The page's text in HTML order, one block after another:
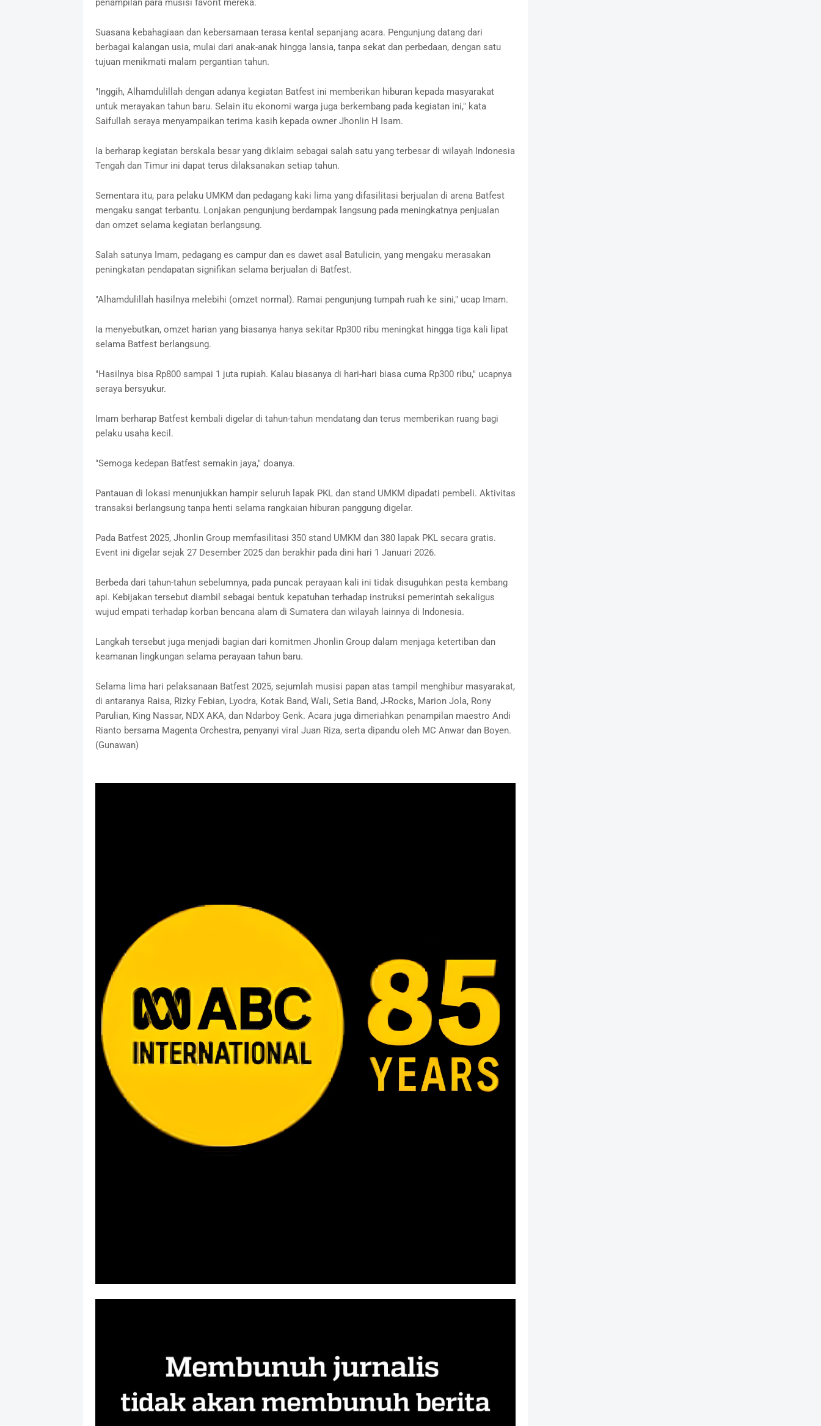
penampilan para musisi favorit mereka.
‎Suasana kebahagiaan dan kebersamaan terasa kental sepanjang acara. Pengunjung datang dari
berbagai kalangan usia, mulai dari anak-anak hingga lansia, tanpa sekat dan perbedaan, dengan satu
tujuan menikmati malam pergantian tahun.
‎"Inggih, Alhamdulillah dengan adanya kegiatan Batfest ini memberikan hiburan kepada masyarakat
untuk merayakan tahun baru. Selain itu ekonomi warga juga berkembang pada kegiatan ini," kata
Saifullah seraya menyampaikan terima kasih kepada owner Jhonlin H Isam.
‎Ia berharap kegiatan berskala besar yang diklaim sebagai salah satu yang terbesar di wilayah Indonesia
Tengah dan Timur ini dapat terus dilaksanakan setiap tahun.
‎Sementara itu, para pelaku UMKM dan pedagang kaki lima yang difasilitasi berjualan di arena Batfest
mengaku sangat terbantu. Lonjakan pengunjung berdampak langsung pada meningkatnya penjualan
dan omzet selama kegiatan berlangsung.
‎Salah satunya Imam, pedagang es campur dan es dawet asal Batulicin, yang mengaku merasakan
peningkatan pendapatan signifikan selama berjualan di Batfest.
‎"Alhamdulillah hasilnya melebihi (omzet normal). Ramai pengunjung tumpah ruah ke sini," ucap Imam.
‎Ia menyebutkan, omzet harian yang biasanya hanya sekitar Rp300 ribu meningkat hingga tiga kali lipat
selama Batfest berlangsung.
‎"Hasilnya bisa Rp800 sampai 1 juta rupiah. Kalau biasanya di hari-hari biasa cuma Rp300 ribu," ucapnya
seraya bersyukur.
‎Imam berharap Batfest kembali digelar di tahun-tahun mendatang dan terus memberikan ruang bagi
pelaku usaha kecil.
‎"Semoga kedepan Batfest semakin jaya," doanya.
‎Pantauan di lokasi menunjukkan hampir seluruh lapak PKL dan stand UMKM dipadati pembeli. Aktivitas
transaksi berlangsung tanpa henti selama rangkaian hiburan panggung digelar.
‎Pada Batfest 2025, Jhonlin Group memfasilitasi 350 stand UMKM dan 380 lapak PKL secara gratis.
Event ini digelar sejak 27 Desember 2025 dan berakhir pada dini hari 1 Januari 2026.
‎Berbeda dari tahun-tahun sebelumnya, pada puncak perayaan kali ini tidak disuguhkan pesta kembang
api. Kebijakan tersebut diambil sebagai bentuk kepatuhan terhadap instruksi pemerintah sekaligus
wujud empati terhadap korban bencana alam di Sumatera dan wilayah lainnya di Indonesia.
‎Langkah tersebut juga menjadi bagian dari komitmen Jhonlin Group dalam menjaga ketertiban dan
keamanan lingkungan selama perayaan tahun baru.
‎Selama lima hari pelaksanaan Batfest 2025, sejumlah musisi papan atas tampil menghibur masyarakat,
di antaranya Raisa, Rizky Febian, Lyodra, Kotak Band, Wali, Setia Band, J-Rocks, Marion Jola, Rony
Parulian, King Nassar, NDX AKA, dan Ndarboy Genk. Acara juga dimeriahkan penampilan maestro Andi
Rianto bersama Magenta Orchestra, penyanyi viral Juan Riza, serta dipandu oleh MC Anwar dan Boyen.
(Gunawan)